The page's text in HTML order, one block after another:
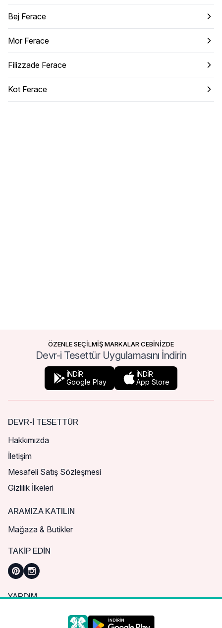
Bej Ferace
Mor Ferace
Filizzade Ferace
Kot Ferace
ÖZENLE SEÇİLMİŞ MARKALAR CEBİNİZDE
Devr-i Tesettür Uygulamasını İndirin
İNDİR
Google Play
İNDİR
App Store
DEVR-I TESETTÜR
Hakkımızda
İletişim
Mesafeli Satış Sözleşmesi
Gizlilik İlkeleri
ARAMIZA KATILIN
Mağaza & Butikler
TAKIP EDIN
YARDIM
Sık Sorulan Sorular